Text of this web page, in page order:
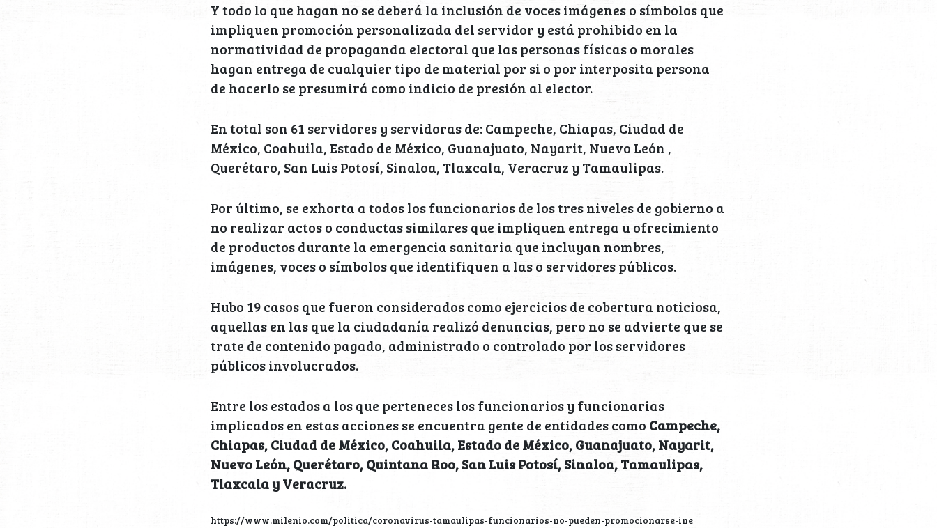
Y todo lo que hagan no se deberá la inclusión de voces imágenes o símbolos que
impliquen promoción personalizada del servidor y está prohibido en la
normatividad de propaganda electoral que las personas físicas o morales
hagan entrega de cualquier tipo de material por si o por interposita persona
de hacerlo se presumirá como indicio de presión al elector.
En total son 61 servidores y servidoras de: Campeche, Chiapas, Ciudad de
México, Coahuila, Estado de México, Guanajuato, Nayarit, Nuevo León ,
Querétaro, San Luis Potosí, Sinaloa, Tlaxcala, Veracruz y Tamaulipas.
Por último, se exhorta a todos los funcionarios de los tres niveles de gobierno a
no realizar actos o conductas similares que impliquen entrega u ofrecimiento
de productos durante la emergencia sanitaria que incluyan nombres,
imágenes, voces o símbolos que identifiquen a las o servidores públicos.
Hubo 19 casos que fueron considerados como ejercicios de cobertura noticiosa,
aquellas en las que la ciudadanía realizó denuncias, pero no se advierte que se
trate de contenido pagado, administrado o controlado por los servidores
públicos involucrados.
Entre los estados a los que perteneces los funcionarios y funcionarias
implicados en estas acciones se encuentra gente de entidades como Campeche,
Chiapas, Ciudad de México, Coahuila, Estado de México, Guanajuato, Nayarit,
Nuevo León, Querétaro, Quintana Roo, San Luis Potosí, Sinaloa, Tamaulipas,
Tlaxcala y Veracruz.
https://www.milenio.com/politica/coronavirus-tamaulipas-funcionarios-no-pueden-promocionarse-ine